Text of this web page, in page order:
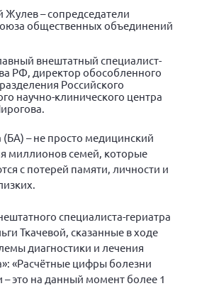
больным рассеянным
ответы
документы
для НКО
мнения
конференция
XX лет работы
– сопредседатели
общественных объединений
внештатный специалист-
РФ, директор обособленного
Российского
научно-клинического центра
– не просто медицинский
миллионов семей, которые
с потерей памяти, личности и
специалиста-гериатра
Ткачевой, сказанные в ходе
диагностики и лечения
«Расчётные цифры болезни
– это на данный момент более 1